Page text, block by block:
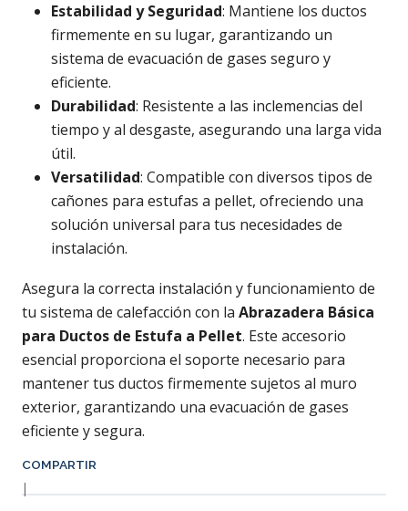
Estabilidad y Seguridad: Mantiene los ductos
firmemente en su lugar, garantizando un
sistema de evacuación de gases seguro y
eficiente.
Durabilidad: Resistente a las inclemencias del
tiempo y al desgaste, asegurando una larga vida
útil.
Versatilidad: Compatible con diversos tipos de
cañones para estufas a pellet, ofreciendo una
solución universal para tus necesidades de
instalación.
Asegura la correcta instalación y funcionamiento de
tu sistema de calefacción con la Abrazadera Básica
para Ductos de Estufa a Pellet. Este accesorio
esencial proporciona el soporte necesario para
mantener tus ductos firmemente sujetos al muro
exterior, garantizando una evacuación de gases
eficiente y segura.
COMPARTIR
|